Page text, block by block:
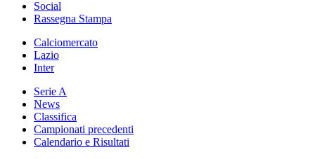
Social
Rassegna Stampa
Calciomercato
Lazio
Inter
Serie A
News
Classifica
Campionati precedenti
Calendario e Risultati